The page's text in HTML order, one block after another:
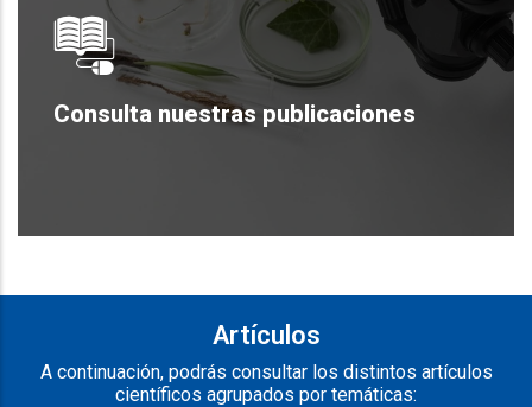
Consulta nuestras publicaciones
Artículos
A continuación, podrás consultar los distintos artículos
científicos agrupados por temáticas: